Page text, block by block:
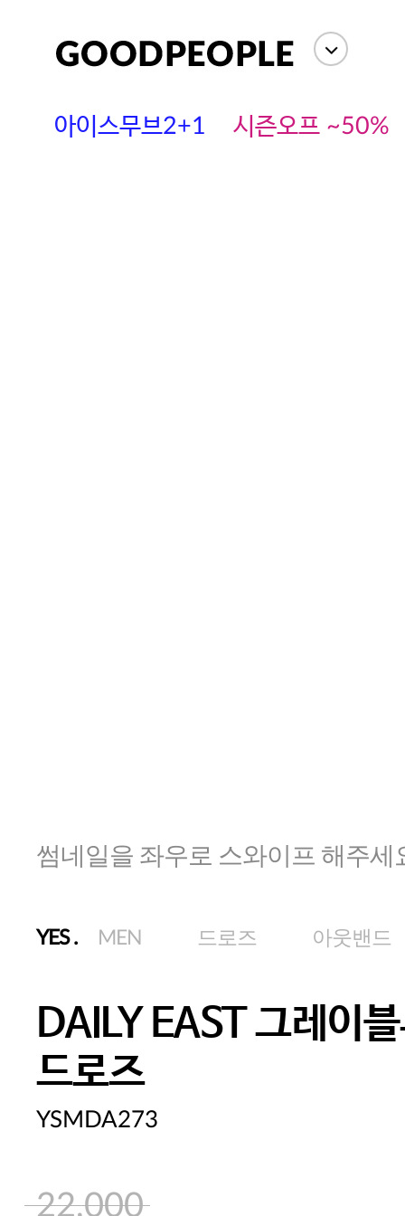
아이스무브2+1 시즌오프 ~50%
썸네일을 좌우로 스와이프 해주세
YES. MEN 드로즈 아웃밴드
DAILY EAST 그레이
드로즈
YSMDA273
22,000